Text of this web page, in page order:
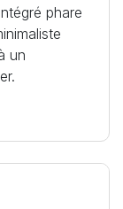
phare
un